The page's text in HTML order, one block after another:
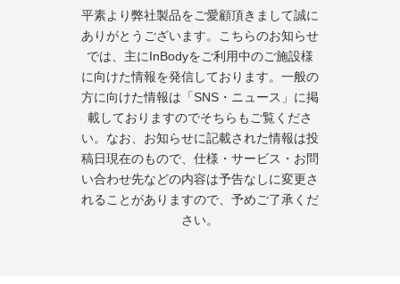
平素より弊社製品をご愛顧頂きまして誠に
ありがとうございます。こちらのお知らせ
では、主にInBodyをご利用中のご施設様
に向けた情報を発信しております。一般の
方に向けた情報は「SNS・ニュース」に掲
載しておりますのでそちらもご覧くださ
い。なお、お知らせに記載された情報は投
稿日現在のもので、仕様・サービス・お問
い合わせ先などの内容は予告なしに変更さ
れることがありますので、予めご了承くだ
さい。